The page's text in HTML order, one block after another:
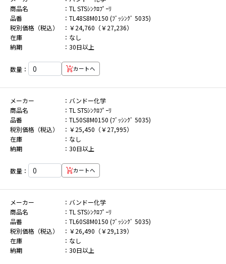
商品名
TL STSｼﾝｸﾛﾌﾟｰﾘ
品番
TL48S8M0150 (ﾌﾞｯｼﾝｸﾞ 5035)
税別価格（税込）
￥24,760（￥27,236）
在庫
なし
納期
30日以上
数量： カートへ
メーカー
バンドー化学
商品名
TL STSｼﾝｸﾛﾌﾟｰﾘ
品番
TL50S8M0150 (ﾌﾞｯｼﾝｸﾞ 5035)
税別価格（税込）
￥25,450（￥27,995）
在庫
なし
納期
30日以上
数量： カートへ
メーカー
バンドー化学
商品名
TL STSｼﾝｸﾛﾌﾟｰﾘ
品番
TL60S8M0150 (ﾌﾞｯｼﾝｸﾞ 5035)
税別価格（税込）
￥26,490（￥29,139）
在庫
なし
納期
30日以上